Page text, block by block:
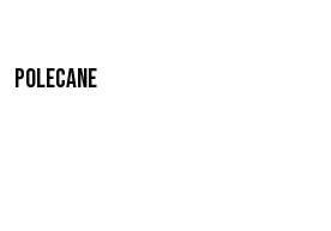
Polecane